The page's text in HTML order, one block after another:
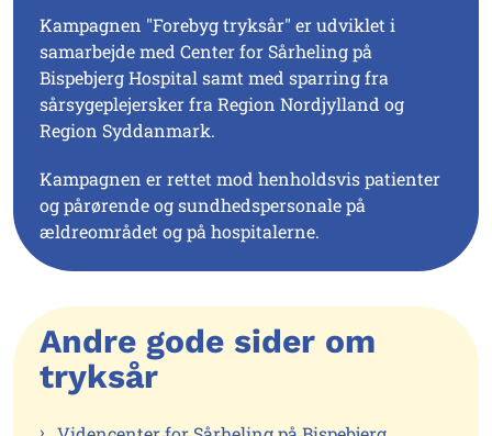
Kampagnen "Forebyg tryksår" er udviklet i
samarbejde med Center for Sårheling på
Bispebjerg Hospital samt med sparring fra
sårsygeplejersker fra Region Nordjylland og
Region Syddanmark.
Kampagnen er rettet mod henholdsvis patienter
og pårørende og sundhedspersonale på
ældreområdet og på hospitalerne.
Andre gode sider om
tryksår